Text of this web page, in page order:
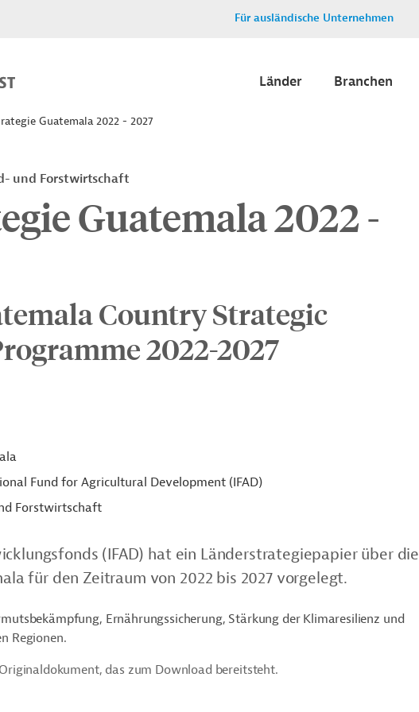
Für ausländische Unternehmen
Länder Branchen
Guatemala 2022 - 2027
und Forstwirtschaft
Guatemala 2022 -
Country Strategic
2022-2027
Fund for Agricultural Development (IFAD)
Forstwirtschaft
(IFAD) hat ein Länderstrategiepapier über die
für den Zeitraum von 2022 bis 2027 vorgelegt.
Ernährungssicherung, Stärkung der Klimaresilienz und
Regionen.
das zum Download bereitsteht.